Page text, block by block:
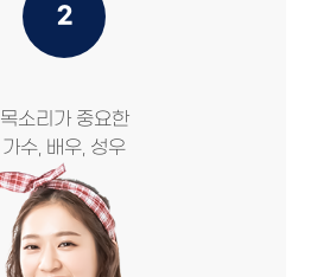
2
목소리가 중요한
가수, 배우, 성우